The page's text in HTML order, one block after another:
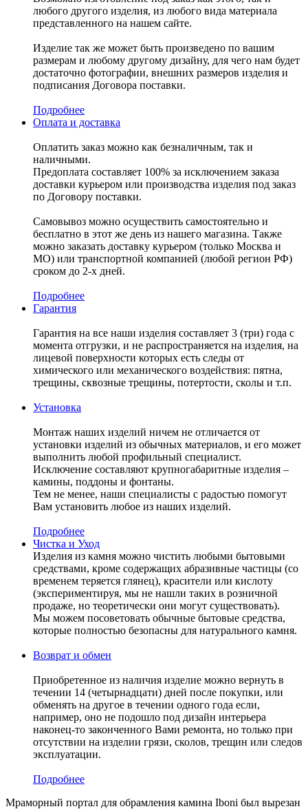
любого другого изделия, из любого вида материала
представленного на нашем сайте.
Изделие так же может быть произведено по вашим
размерам и любому другому дизайну, для чего нам будет
достаточно фотографии, внешних размеров изделия и
подписания Договора поставки.
Подробнее
Оплата и доставка
Оплатить заказ можно как безналичным, так и
наличными.
Предоплата составляет 100% за исключением заказа
доставки курьером или производства изделия под заказ
по Договору поставки.
Самовывоз можно осуществить самостоятельно и
бесплатно в этот же день из нашего магазина. Также
можно заказать доставку курьером (только Москва и
МО) или транспортной компанией (любой регион РФ)
сроком до 2-х дней.
Подробнее
Гарантия
Гарантия на все наши изделия составляет 3 (три) года с
момента отгрузки, и не распространяется на изделия, на
лицевой поверхности которых есть следы от
химического или механического воздействия: пятна,
трещины, сквозные трещины, потертости, сколы и т.п.
Установка
Монтаж наших изделий ничем не отличается от
установки изделий из обычных материалов, и его может
выполнить любой профильный специалист.
Исключение составляют крупногабаритные изделия –
камины, поддоны и фонтаны.
Тем не менее, наши специалисты с радостью помогут
Вам установить любое из наших изделий.
Подробнее
Чистка и Уход
Изделия из камня можно чистить любыми бытовыми
средствами, кроме содержащих абразивные частицы (со
временем теряется глянец), красители или кислоту
(экспериментируя, мы не нашли таких в розничной
продаже, но теоретически они могут существовать).
Мы можем посоветовать обычные бытовые средства,
которые полностью безопасны для натурального камня.
Возврат и обмен
Приобретенное из наличия изделие можно вернуть в
течении 14 (четырнадцати) дней после покупки, или
обменять на другое в течении одного года если,
например, оно не подошло под дизайн интерьера
наконец-то законченного Вами ремонта, но только при
отсутствии на изделии грязи, сколов, трещин или следов
эксплуатации.
Подробнее
Мраморный портал для обрамления камина Iboni был вырезан